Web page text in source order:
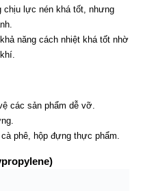
chịu lực nén khá tốt, nhưng
năng cách nhiệt khá tốt nhờ
các sản phẩm dễ vỡ.
phê, hộp đựng thực phẩm.